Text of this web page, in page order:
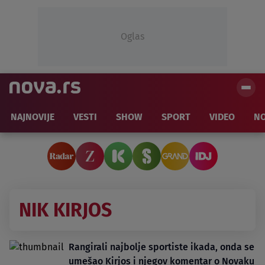
Oglas
NAJNOVIJE VESTI SHOW SPORT VIDEO
NIK KIRJOS
Rangirali najbolje sportiste ikada, onda se
umešao Kirjos i njegov komentar o Novaku